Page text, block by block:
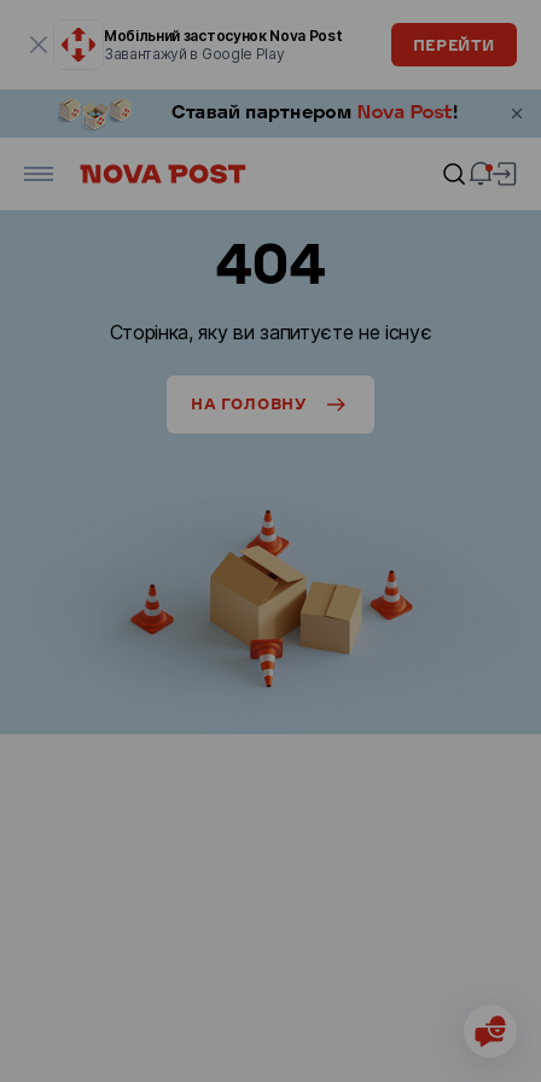
Мобільний застосунок Nova Post
Завантажуй в Google Play
ПЕРЕЙТИ
404
Сторінка, яку ви запитуєте не існує
НА ГОЛОВНУ